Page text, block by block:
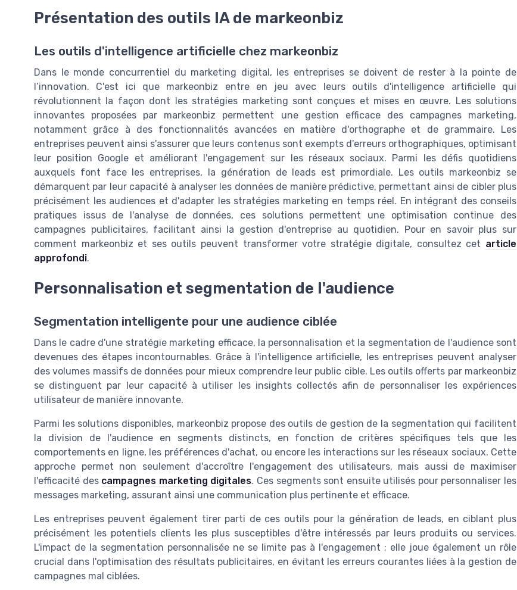
Présentation des outils IA de markeonbiz
Les outils d'intelligence artificielle chez markeonbiz
Dans le monde concurrentiel du marketing digital, les entreprises se doivent de rester à la pointe de
l’innovation. C'est ici que markeonbiz entre en jeu avec leurs outils d'intelligence artificielle qui
révolutionnent la façon dont les stratégies marketing sont conçues et mises en œuvre. Les solutions
innovantes proposées par markeonbiz permettent une gestion efficace des campagnes marketing,
notamment grâce à des fonctionnalités avancées en matière d'orthographe et de grammaire. Les
entreprises peuvent ainsi s'assurer que leurs contenus sont exempts d'erreurs orthographiques, optimisant
leur position Google et améliorant l'engagement sur les réseaux sociaux. Parmi les défis quotidiens
auxquels font face les entreprises, la génération de leads est primordiale. Les outils markeonbiz se
démarquent par leur capacité à analyser les données de manière prédictive, permettant ainsi de cibler plus
précisément les audiences et d'adapter les stratégies marketing en temps réel. En intégrant des conseils
pratiques issus de l'analyse de données, ces solutions permettent une optimisation continue des
campagnes publicitaires, facilitant ainsi la gestion d'entreprise au quotidien. Pour en savoir plus sur
comment markeonbiz et ses outils peuvent transformer votre stratégie digitale, consultez cet article
approfondi.
Personnalisation et segmentation de l'audience
Segmentation intelligente pour une audience ciblée
Dans le cadre d'une stratégie marketing efficace, la personnalisation et la segmentation de l'audience sont
devenues des étapes incontournables. Grâce à l'intelligence artificielle, les entreprises peuvent analyser
des volumes massifs de données pour mieux comprendre leur public cible. Les outils offerts par markeonbiz
se distinguent par leur capacité à utiliser les insights collectés afin de personnaliser les expériences
utilisateur de manière innovante.
Parmi les solutions disponibles, markeonbiz propose des outils de gestion de la segmentation qui facilitent
la division de l'audience en segments distincts, en fonction de critères spécifiques tels que les
comportements en ligne, les préférences d'achat, ou encore les interactions sur les réseaux sociaux. Cette
approche permet non seulement d'accroître l'engagement des utilisateurs, mais aussi de maximiser
l'efficacité des campagnes marketing digitales. Ces segments sont ensuite utilisés pour personnaliser les
messages marketing, assurant ainsi une communication plus pertinente et efficace.
Les entreprises peuvent également tirer parti de ces outils pour la génération de leads, en ciblant plus
précisément les potentiels clients les plus susceptibles d'être intéressés par leurs produits ou services.
L'impact de la segmentation personnalisée ne se limite pas à l'engagement ; elle joue également un rôle
crucial dans l'optimisation des résultats publicitaires, en évitant les erreurs courantes liées à la gestion de
campagnes mal ciblées.